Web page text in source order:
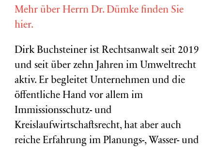
Mehr über Herrn Dr. Dümke finden Sie
hier.
Dirk Buchsteiner ist Rechtsanwalt seit 2019
und seit über zehn Jahren im Umweltrecht
aktiv. Er begleitet Unternehmen und die
öffentliche Hand vor allem im
Immissionsschutz- und
Kreislaufwirtschaftsrecht, hat aber auch
reiche Erfahrung im Planungs-, Wasser- und